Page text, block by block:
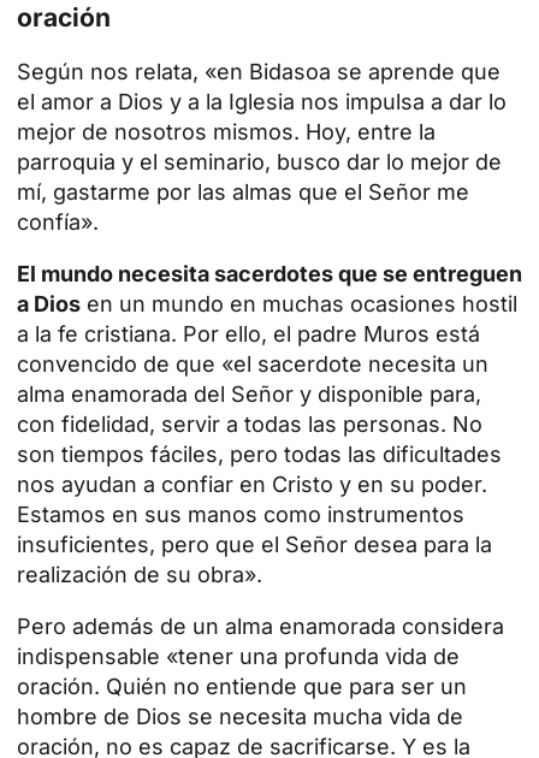
oración
Según nos relata, «en Bidasoa se aprende que
el amor a Dios y a la Iglesia nos impulsa a dar lo
mejor de nosotros mismos. Hoy, entre la
parroquia y el seminario, busco dar lo mejor de
mí, gastarme por las almas que el Señor me
confía».
El mundo necesita sacerdotes que se entreguen
a Dios en un mundo en muchas ocasiones hostil
a la fe cristiana. Por ello, el padre Muros está
convencido de que «el sacerdote necesita un
alma enamorada del Señor y disponible para,
con fidelidad, servir a todas las personas. No
son tiempos fáciles, pero todas las dificultades
nos ayudan a confiar en Cristo y en su poder.
Estamos en sus manos como instrumentos
insuficientes, pero que el Señor desea para la
realización de su obra».
Pero además de un alma enamorada considera
indispensable «tener una profunda vida de
oración. Quién no entiende que para ser un
hombre de Dios se necesita mucha vida de
oración, no es capaz de sacrificarse. Y es la